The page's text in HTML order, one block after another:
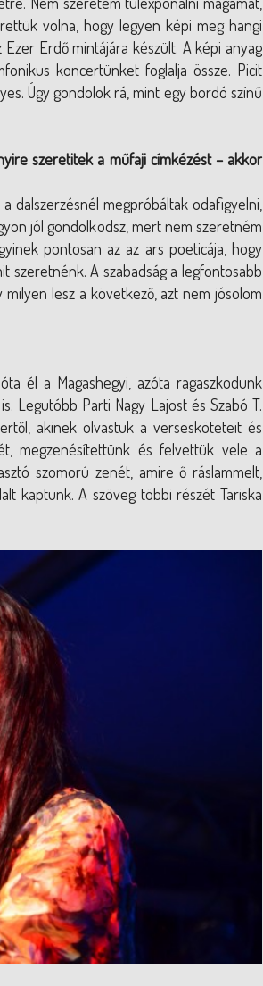
volna, hogy legyen képi meg hangi
Erdő mintájára készült. A képi anyag
koncertünket foglalja össze. Picit
Úgy gondolok rá, mint egy bordó színű
szeretitek a műfaji címkézést – akkor
dalszerzésnél megpróbáltak odafigyelni,
jól gondolkodsz, mert nem szeretném
pontosan az az ars poeticája, hogy
szeretnénk. A szabadság a legfontosabb
lesz a következő, azt nem jósolom
él a Magashegyi, azóta ragaszkodunk
Legutóbb Parti Nagy Lajost és Szabó T.
akinek olvastuk a versesköteteit és
megzenésítettünk és felvettük vele a
szomorú zenét, amire ő ráslammelt,
kaptunk. A szöveg többi részét Tariska